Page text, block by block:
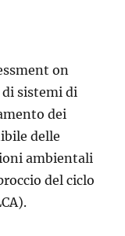
single-
use
and
packaging
for
dine-
on
di sistemi di
dei
delle
ambientali
del ciclo